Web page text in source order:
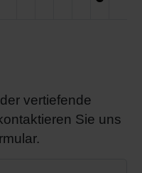
vertiefende
Sie uns